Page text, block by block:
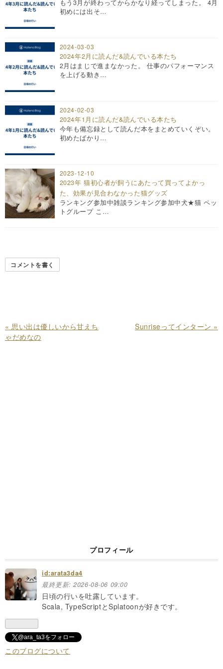
もう3月が終わってからかなり経ってしまった。 4月
初めには出そ…
2024-03-03
2024年2月に読んだ&読んでいる本たち
2月はまじで進まなかった。 仕事のパフォーマンス
を上げる動き…
2024-02-03
2024年1月に読んだ&読んでいる本たち
今年も備忘録として読んだ本をまとめていくぞい。
初めたばかり…
2023-12-10
2023年 猫初心者が飼うにあたって買ってよかっ
た、効果が見合わなかった猫グッズ
ランキング参加中雑談ランキング参加中犬★猫 ペッ
トグループ こ…
コメントを書く
« 思い出は優しいから甘えち
ゃだめなの
Sunriseってインターン »
プロフィール
id:arata3da4
最終更新:2026-08-06 09:00
日頃の行いを吐露しています。
Scala, TypeScriptとSplatoonが好きです。
@ara_ta3をフォロー
このブログについて